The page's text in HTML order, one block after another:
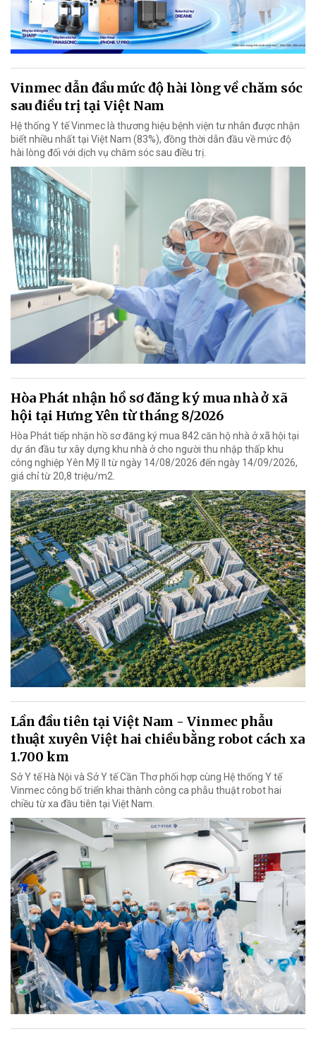
Vinmec dẫn đầu mức độ hài lòng về chăm sóc
sau điều trị tại Việt Nam
Hệ thống Y tế Vinmec là thương hiệu bệnh viện tư nhân được nhận
biết nhiều nhất tại Việt Nam (83%), đồng thời dẫn đầu về mức độ
hài lòng đối với dịch vụ chăm sóc sau điều trị.
Hòa Phát nhận hồ sơ đăng ký mua nhà ở xã
hội tại Hưng Yên từ tháng 8/2026
Hòa Phát tiếp nhận hồ sơ đăng ký mua 842 căn hộ nhà ở xã hội tại
dự án đầu tư xây dựng khu nhà ở cho người thu nhập thấp khu
công nghiệp Yên Mỹ II từ ngày 14/08/2026 đến ngày 14/09/2026,
giá chỉ từ 20,8 triệu/m2.
Lần đầu tiên tại Việt Nam - Vinmec phẫu
thuật xuyên Việt hai chiều bằng robot cách xa
1.700 km
Sở Y tế Hà Nội và Sở Y tế Cần Thơ phối hợp cùng Hệ thống Y tế
Vinmec công bố triển khai thành công ca phẫu thuật robot hai
chiều từ xa đầu tiên tại Việt Nam.